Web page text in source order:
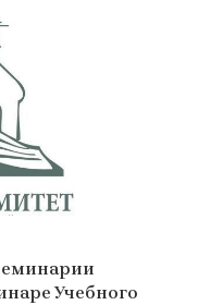
Учебного